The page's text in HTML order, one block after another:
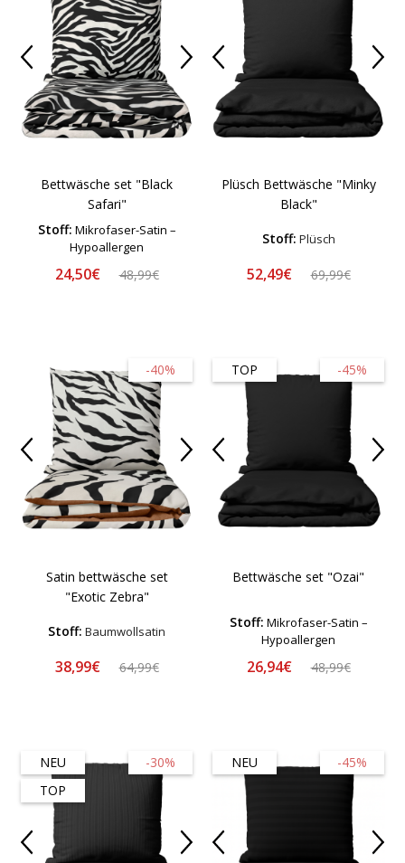
Bettwäsche set "Black
Safari"
Stoff: Mikrofaser-Satin –
Hypoallergen
24,50€ 48,99€
Plüsch Bettwäsche "Minky
Black"
Stoff: Plüsch
52,49€ 69,99€
-40%
Satin bettwäsche set
"Exotic Zebra"
Stoff: Baumwollsatin
38,99€ 64,99€
-45%
TOP
Bettwäsche set "Ozai"
Stoff: Mikrofaser-Satin –
Hypoallergen
26,94€ 48,99€
-30%
NEU
TOP
-45%
NEU